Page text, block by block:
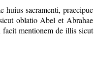
huius sacramenti, praecipue
oblatio Abel et Abrahae
mentionem de illis sicut